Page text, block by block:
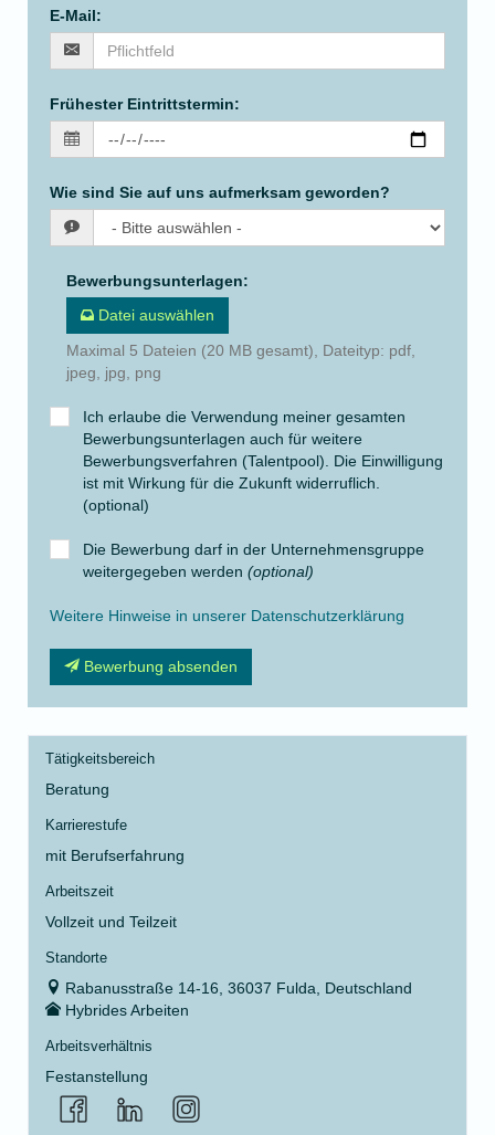
E-Mail:
Frühester Eintrittstermin:
Wie sind Sie auf uns aufmerksam geworden?
Bewerbungsunterlagen:
Datei auswählen
Maximal 5 Dateien (20 MB gesamt), Dateityp: pdf,
jpeg, jpg, png
Ich erlaube die Verwendung meiner gesamten
Bewerbungsunterlagen auch für weitere
Bewerbungsverfahren (Talentpool). Die Einwilligung
ist mit Wirkung für die Zukunft widerruflich.
(optional)
Die Bewerbung darf in der Unternehmensgruppe
weitergegeben werden (optional)
Weitere Hinweise in unserer Datenschutzerklärung
Bewerbung absenden
Tätigkeitsbereich
Beratung
Karrierestufe
mit Berufserfahrung
Arbeitszeit
Vollzeit und Teilzeit
Standorte
Rabanusstraße 14-16, 36037 Fulda, Deutschland
Hybrides Arbeiten
Arbeitsverhältnis
Festanstellung